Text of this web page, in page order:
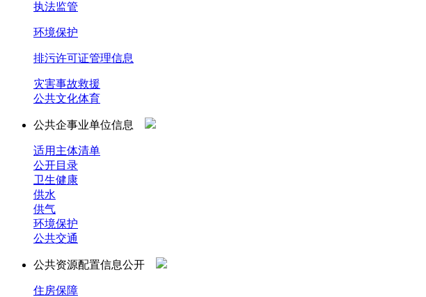
执法监管
环境保护
排污许可证管理信息
灾害事故救援
公共文化体育
公共企事业单位信息
适用主体清单
公开目录
卫生健康
供水
供气
环境保护
公共交通
公共资源配置信息公开
住房保障